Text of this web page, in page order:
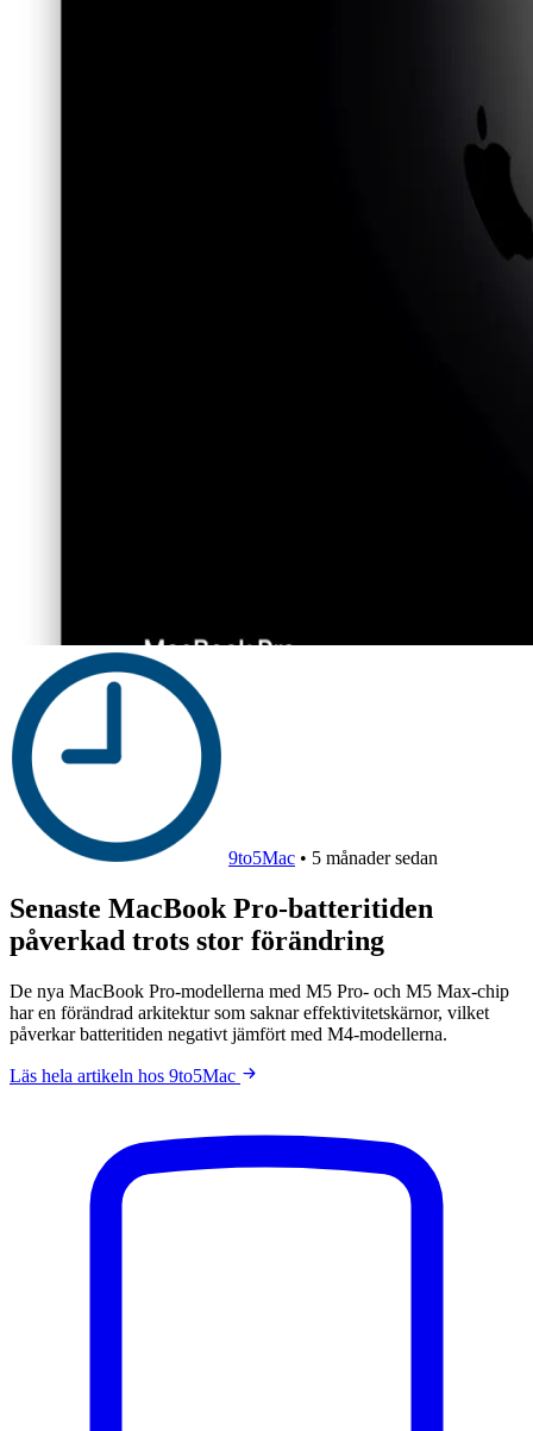
9to5Mac • 5 månader sedan
Senaste MacBook Pro-batteritiden
påverkad trots stor förändring
De nya MacBook Pro-modellerna med M5 Pro- och M5 Max-chip
har en förändrad arkitektur som saknar effektivitetskärnor, vilket
påverkar batteritiden negativt jämfört med M4-modellerna.
Läs hela artikeln hos 9to5Mac